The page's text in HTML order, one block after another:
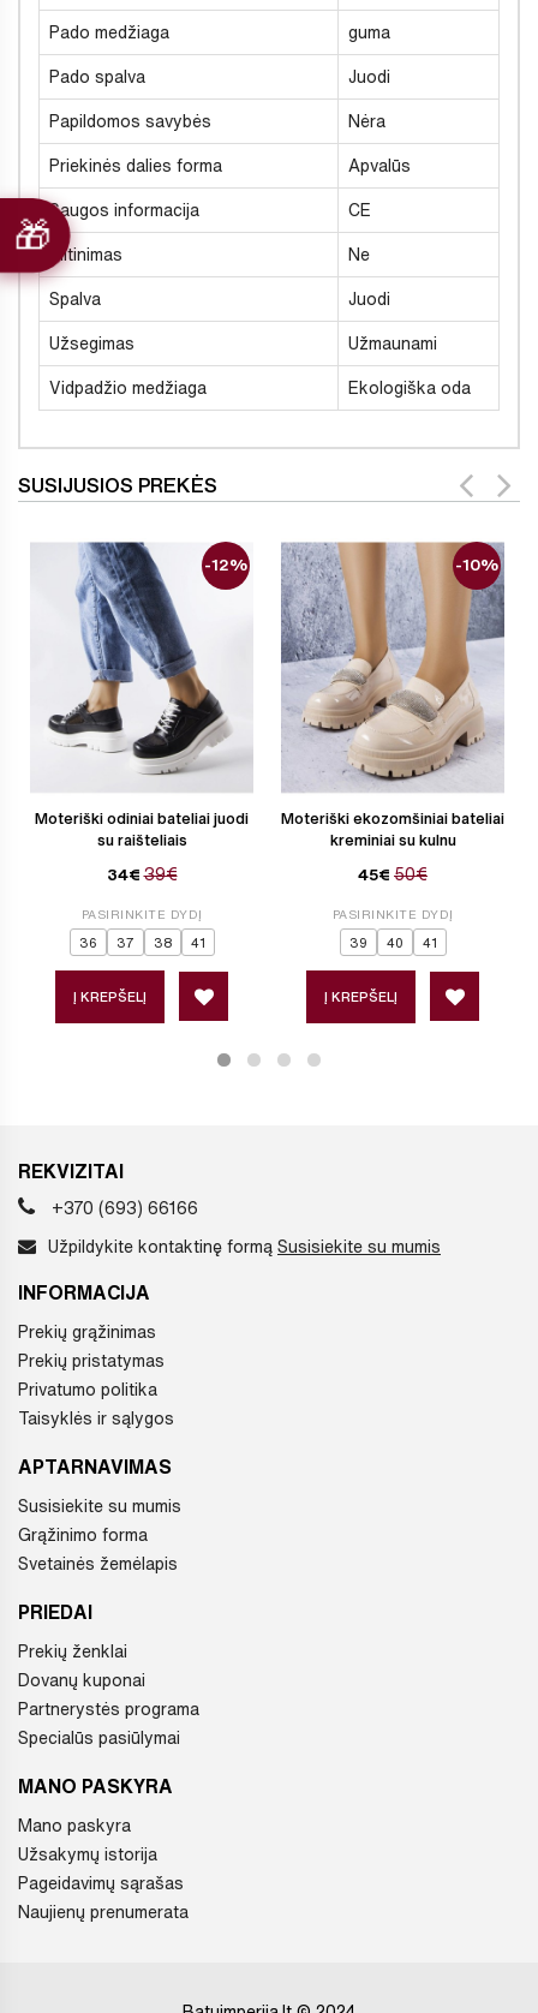
Pado medžiaga guma
Pado spalva Juodi
Papildomos savybės Nėra
Priekinės dalies forma Apvalūs
Saugos informacija CE
Šiltinimas Ne
Spalva Juodi
Užsegimas Užmaunami
Vidpadžio medžiaga Ekologiška oda
SUSIJUSIOS PREKĖS
Moteriški odiniai bateliai juodi
su raišteliais
34€ 39€
-12%
PASIRINKITE DYDĮ
36 37 38 41
Į KREPŠELĮ
Moteriški ekozomšiniai bateliai
kreminiai su kulnu
45€ 50€
-10%
PASIRINKITE DYDĮ
39 40 41
Į KREPŠELĮ
REKVIZITAI
+370 (693) 66166
Užpildykite kontaktinę formą Susisiekite su mumis
INFORMACIJA
Prekių grąžinimas
Prekių pristatymas
Privatumo politika
Taisyklės ir sąlygos
APTARNAVIMAS
Susisiekite su mumis
Grąžinimo forma
Svetainės žemėlapis
PRIEDAI
Prekių ženklai
Dovanų kuponai
Partnerystės programa
Specialūs pasiūlymai
MANO PASKYRA
Mano paskyra
Užsakymų istorija
Pageidavimų sąrašas
Naujienų prenumerata